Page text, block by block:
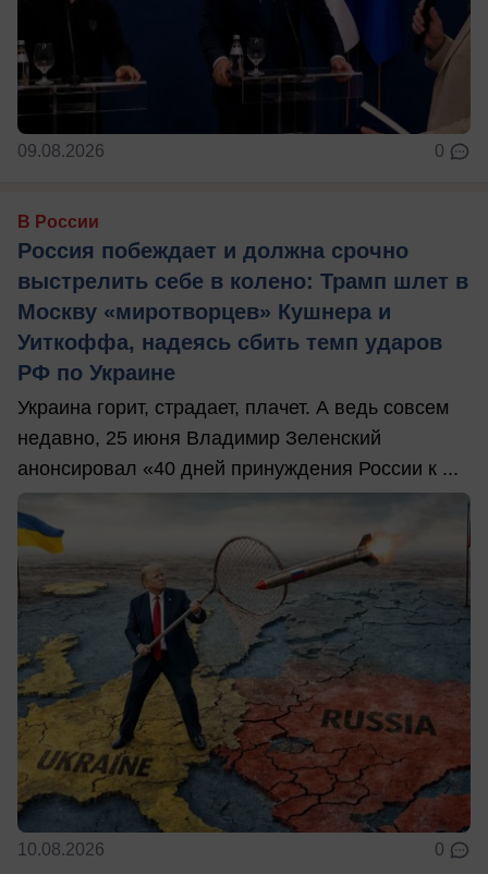
09.08.2026 0
В России
Россия побеждает и должна срочно
выстрелить себе в колено: Трамп шлет в
Москву «миротворцев» Кушнера и
Уиткоффа, надеясь сбить темп ударов
РФ по Украине
Украина горит, страдает, плачет. А ведь совсем
недавно, 25 июня Владимир Зеленский
анонсировал «40 дней принуждения России к ...
10.08.2026 0